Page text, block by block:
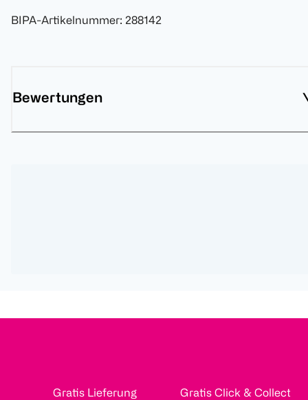
BIPA-Artikelnummer: 288142
Bewertungen
Gratis Lieferung
Gratis Click & Collect